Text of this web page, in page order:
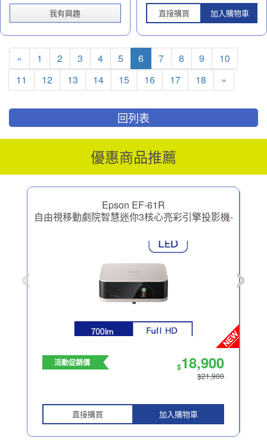
我有興趣 直接購買 加入購物車
« 1 2 3 4 5 6 7 8 9
10
11
12 13 14 15 16 17 18 »
回列表
優惠商品推薦
Epson EF-61R
自由視移動劇院智慧迷你3核心亮彩引擎投影機-
活動促銷價 $18,900
$21,900
直接購買 加入購物車
‹ ›